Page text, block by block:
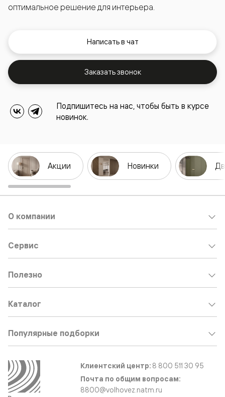
оптимальное решение для интерьера.
Написать в чат
Заказать звонок
Подпишитесь на нас, чтобы быть в курсе
новинок.
Акции Новинки
О компании
Сервис
Полезно
Каталог
Популярные подборки
Клиентский центр: 8 800 511 30 95
Почта по общим вопросам:
8800@volhovez.natm.ru